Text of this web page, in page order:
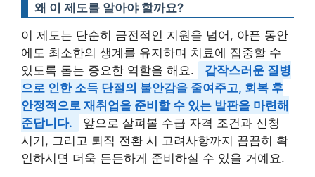
왜 이 제도를 알아야 할까요?
이 제도는 단순히 금전적인 지원을 넘어, 아픈 동안
에도 최소한의 생계를 유지하며 치료에 집중할 수
있도록 돕는 중요한 역할을 해요.
갑작스러운 질병
으로 인한 소득 단절의 불안감을 줄여주고, 회복 후
안정적으로 재취업을 준비할 수 있는 발판을 마련해
준답니다.
앞으로 살펴볼 수급 자격 조건과 신청
시기, 그리고 퇴직 전환 시 고려사항까지 꼼꼼히 확
인하시면 더욱 든든하게 준비하실 수 있을 거예요.